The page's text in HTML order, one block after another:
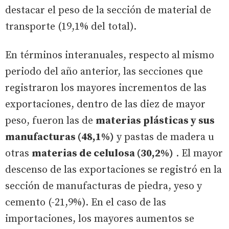
destacar el peso de la sección de material de
transporte (19,1% del total).
En términos interanuales, respecto al mismo
periodo del año anterior, las secciones que
registraron los mayores incrementos de las
exportaciones, dentro de las diez de mayor
peso, fueron las de materias plásticas y sus
manufacturas (48,1%) y pastas de madera u
otras materias de celulosa (30,2%) . El mayor
descenso de las exportaciones se registró en la
sección de manufacturas de piedra, yeso y
cemento (-21,9%). En el caso de las
importaciones, los mayores aumentos se